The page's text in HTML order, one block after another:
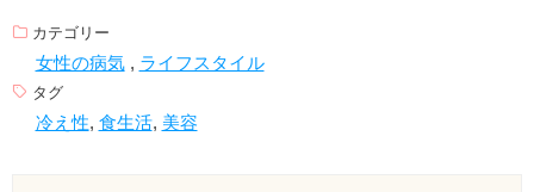
カテゴリー
女性の病気, ライフスタイル
タグ
冷え性, 食生活, 美容